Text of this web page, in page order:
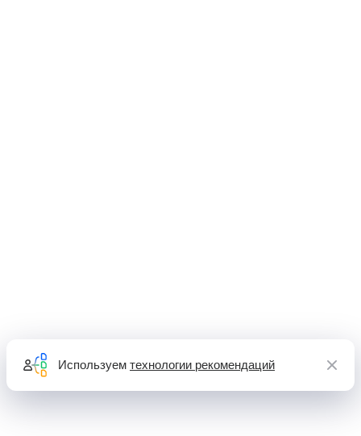
Используем технологии рекомендаций